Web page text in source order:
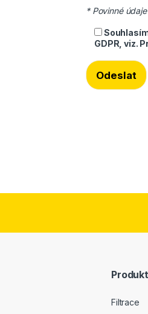
* Povinné údaje
GDPR, viz.
Filtrace